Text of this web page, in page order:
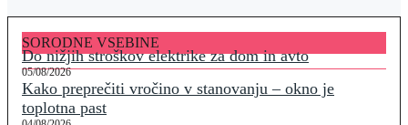
SORODNE VSEBINE
Do nižjih stroškov elektrike za dom in avto
05/08/2026
Kako preprečiti vročino v stanovanju – okno je
toplotna past